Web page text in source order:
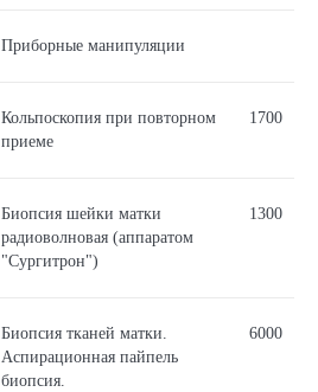
Приборные манипуляции
Кольпоскопия при повторном
приеме
1700
Биопсия шейки матки
радиоволновая (аппаратом
"Сургитрон")
1300
Биопсия тканей матки.
Аспирационная пайпель
биопсия.
6000